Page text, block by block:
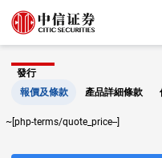
發行
報價及條款
產品詳細條款
~[php-terms/quote_price--]